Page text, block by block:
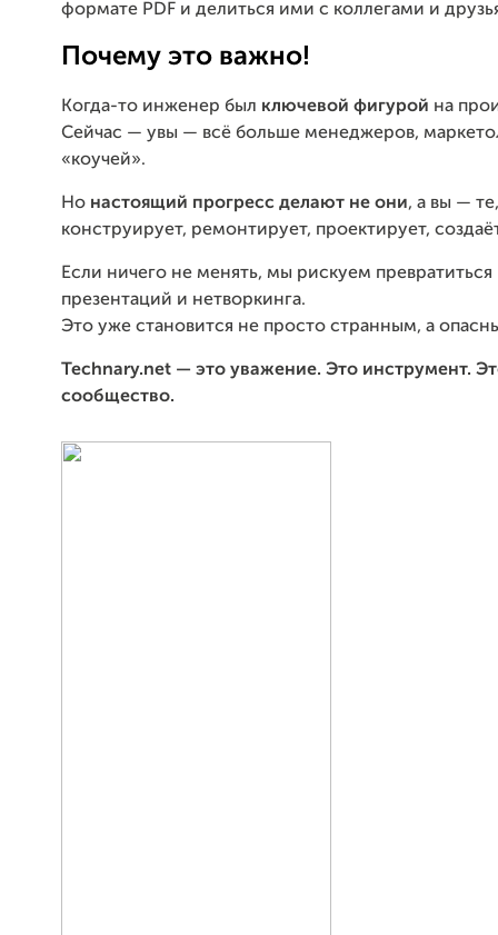
формате PDF и делиться ими с коллегами и
Почему это важно!
Когда-то инженер был ключевой фигурой на
Сейчас — увы — всё больше менеджеров,
«коучей».
Но настоящий прогресс делают не они, а вы —
конструирует, ремонтирует, проектирует,
Если ничего не менять, мы рискуем превратиться
презентаций и нетворкинга.
Это уже становится не просто странным, а
Technary.net — это уважение. Это инструмент.
сообщество.